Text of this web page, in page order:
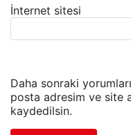
İnternet sitesi
Daha sonraki
posta adresim ve site
kaydedilsin.